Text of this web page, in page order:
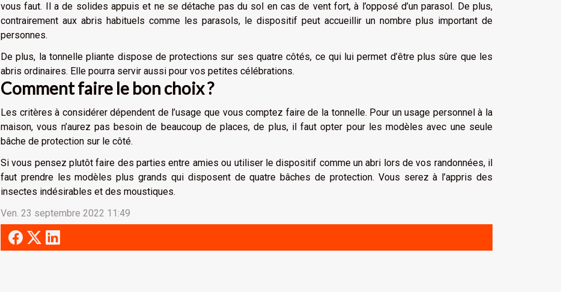
vous faut. Il a de solides appuis et ne se détache pas du sol en cas de vent fort, à l’opposé d’un parasol. De plus,
contrairement aux abris habituels comme les parasols, le dispositif peut accueillir un nombre plus important de
personnes.
De plus, la tonnelle pliante dispose de protections sur ses quatre côtés, ce qui lui permet d’être plus sûre que les
abris ordinaires. Elle pourra servir aussi pour vos petites célébrations.
Comment faire le bon choix ?
Les critères à considérer dépendent de l’usage que vous comptez faire de la tonnelle. Pour un usage personnel à la
maison, vous n’aurez pas besoin de beaucoup de places, de plus, il faut opter pour les modèles avec une seule
bâche de protection sur le côté.
Si vous pensez plutôt faire des parties entre amies ou utiliser le dispositif comme un abri lors de vos randonnées, il
faut prendre les modèles plus grands qui disposent de quatre bâches de protection. Vous serez à l’appris des
insectes indésirables et des moustiques.
Ven. 23 septembre 2022 11:49